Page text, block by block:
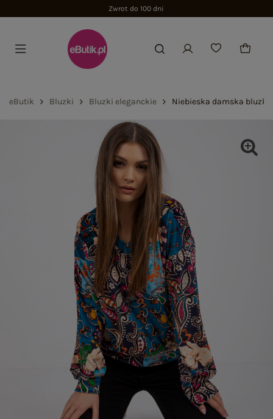
Zwrot do 100 dni
eButik Bluzki Bluzki eleganckie Niebieska damska